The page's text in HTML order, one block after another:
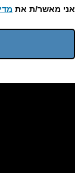
אני מאשר/ת את